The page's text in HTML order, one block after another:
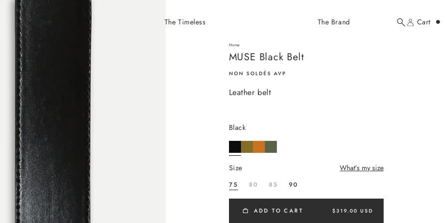
The Timeless The Brand
Search
Account
Cart
Home
MUSE Black Belt
NON SOLDÉS AVP
Leather belt
black
size What’s my size
75 80 85 90
ADD TO CART $319.00 USD
$319.00 USD